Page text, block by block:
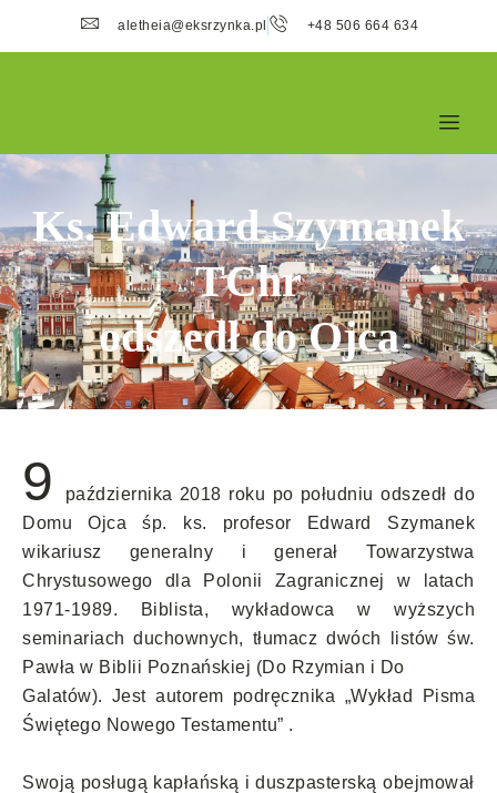
aletheia@eksrzynka.pl +48 506 664 634
Ks. Edward Szymanek
TChr
odszedł do Ojca
9
października 2018 roku po południu odszedł do
Domu Ojca śp. ks. profesor Edward Szymanek
wikariusz generalny i generał Towarzystwa
Chrystusowego dla Polonii Zagranicznej w latach
1971-1989. Biblista, wykładowca w wyższych
seminariach duchownych, tłumacz dwóch listów św.
Pawła w Biblii Poznańskiej (Do Rzymian i Do
Galatów). Jest autorem podręcznika „Wykład Pisma
Świętego Nowego Testamentu” .
Swoją posługą kapłańską i duszpasterską obejmował